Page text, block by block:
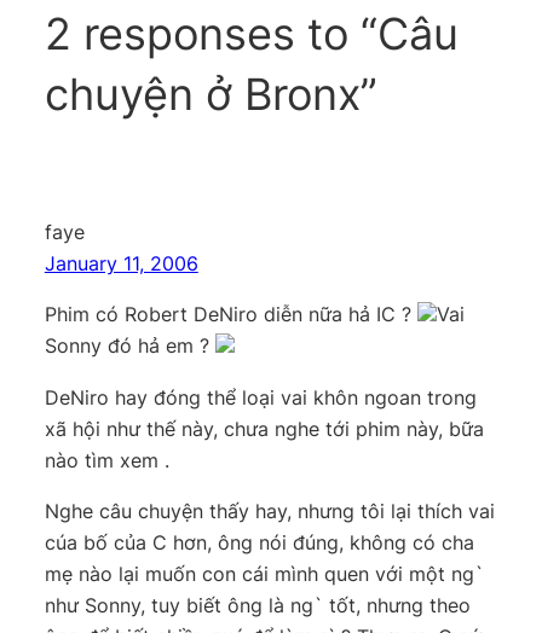
2 responses to “Câu
chuyện ở Bronx”
faye
January 11, 2006
Phim có Robert DeNiro diễn nữa hả IC ?
Vai
Sonny đó hả em ?
DeNiro hay đóng thể loại vai khôn ngoan trong
xã hội như thế này, chưa nghe tới phim này, bữa
nào tìm xem .
Nghe câu chuyện thấy hay, nhưng tôi lại thích vai
cúa bố của C hơn, ông nói đúng, không có cha
mẹ nào lại muốn con cái mình quen với một ng`
như Sonny, tuy biết ông là ng` tốt, nhưng theo